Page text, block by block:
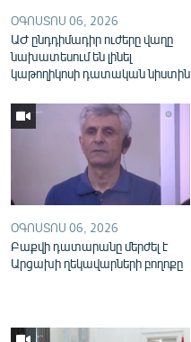
English
Русский
ՕԳՈՍՏՈՍ 06, 2026
ԱԺ ընդդիմադիր ուժերը վաղը
նախատեսում են լինել
կաթողիկոսի դատական նիստին
ՕԳՈՍՏՈՍ 06, 2026
Բաքվի դատարանը մերժել է
Արցախի ղեկավարների բողոքը